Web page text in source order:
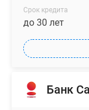
Срок кредита
до 30 лет
Банк